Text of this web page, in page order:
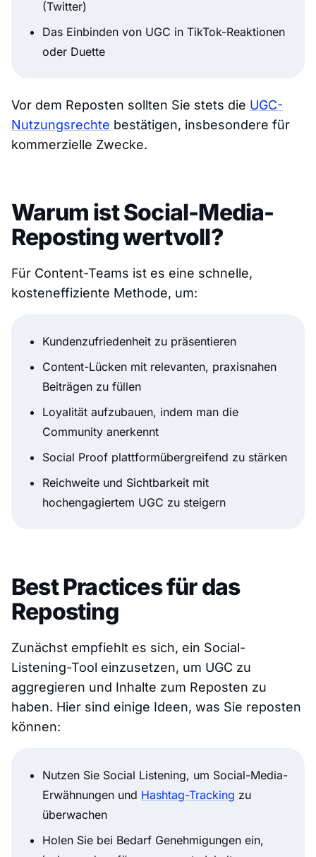
(Twitter)
Das Einbinden von UGC in TikTok-Reaktionen
oder Duette
Vor dem Reposten sollten Sie stets die UGC-
Nutzungsrechte bestätigen, insbesondere für
kommerzielle Zwecke.
Warum ist Social-Media-
Reposting wertvoll?
Für Content-Teams ist es eine schnelle,
kosteneffiziente Methode, um:
Kundenzufriedenheit zu präsentieren
Content-Lücken mit relevanten, praxisnahen
Beiträgen zu füllen
Loyalität aufzubauen, indem man die
Community anerkennt
Social Proof plattformübergreifend zu stärken
Reichweite und Sichtbarkeit mit
hochengagiertem UGC zu steigern
Best Practices für das
Reposting
Zunächst empfiehlt es sich, ein Social-
Listening-Tool einzusetzen, um UGC zu
aggregieren und Inhalte zum Reposten zu
haben. Hier sind einige Ideen, was Sie reposten
können:
Nutzen Sie Social Listening, um Social-Media-
Erwähnungen und Hashtag-Tracking zu
überwachen
Holen Sie bei Bedarf Genehmigungen ein,